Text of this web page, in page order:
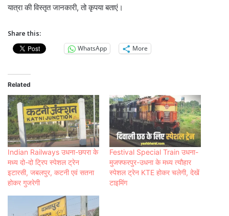
यात्रा की विस्तृत जानकारी, तो कृपया बताएं।
Share this:
WhatsApp
More
Related
Indian Railways उधना-छपरा के
मध्य दो-दो ट्रिप स्पेशल ट्रेन
इटारसी, जबलपुर, कटनी एवं सतना
होकर गुजरेगी
Festival Special Train उधना-
मुजफ्फरपुर-उधना के मध्य त्यौहार
स्पेशल ट्रेन KTE होकर चलेगी, देखें
टाइमिंग